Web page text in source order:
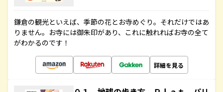
鎌倉の観光といえば、季節の花とお寺めぐり。それだけではあ
りません。お寺には御朱印があり、これに触れればお寺の全て
がわかるのです！
詳細を見る